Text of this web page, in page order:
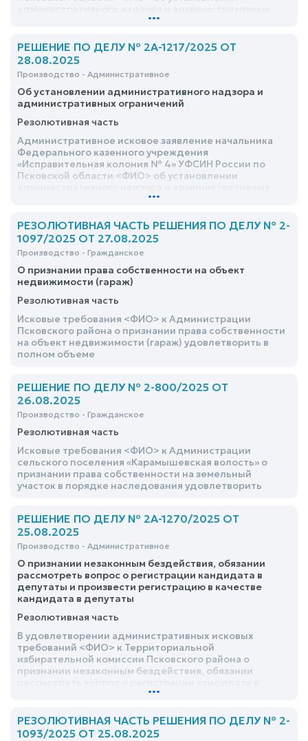
ограничений в отношении <ФИО> - удовлетворить
...
РЕШЕНИЕ ПО ДЕЛУ № 2А-1217/2025 ОТ
28.08.2025
Производство - Административное
Об установлении административного надзора и
административных ограничений
Резолютивная часть
Административное исковое заявление начальника
Федерального казенного учреждения
«Исправительная колония № 4» УФСИН России по
Псковской области <ФИО> об установлении
ограничений в отношении <ФИО> - удовлетворить
...
РЕЗОЛЮТИВНАЯ ЧАСТЬ РЕШЕНИЯ ПО ДЕЛУ № 2-
1097/2025 ОТ 27.08.2025
Производство - Гражданское
О признании права собственности на объект
недвижимости (гараж)
Резолютивная часть
Исковые требования <ФИО> к Администрации
Псковского района о признании права собственности
на объект недвижимости (гараж) удовлетворить в
полном объеме
РЕШЕНИЕ ПО ДЕЛУ № 2-800/2025 ОТ
26.08.2025
Производство - Гражданское
Резолютивная часть
Исковые требования <ФИО> к Администрации
сельского поселения «Карамышевская волость» о
признании права собственности на земельный
участок в порядке наследования удовлетворить
РЕШЕНИЕ ПО ДЕЛУ № 2А-1270/2025 ОТ
25.08.2025
Производство - Административное
О признании незаконным бездействия, обязании
рассмотреть вопрос о регистрации кандидата в
депутаты и произвести регистрацию в качестве
кандидата в депутаты
Резолютивная часть
В удовлетворении административных исковых
требований <ФИО> к Территориальной
избирательной комиссии Псковского района о
признании незаконным бездействия, обязании
депутаты и произвести регистрацию в качестве
...
РЕЗОЛЮТИВНАЯ ЧАСТЬ РЕШЕНИЯ ПО ДЕЛУ № 2-
1093/2025 ОТ 25.08.2025